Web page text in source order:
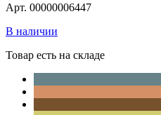
Арт. 00000006447
В наличии
Товар есть на складе